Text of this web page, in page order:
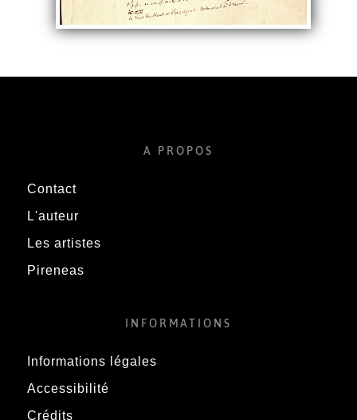
A PROPOS
Contact
L'auteur
Les artistes
Pireneas
INFORMATIONS
Informations légales
Accessibilité
Crédits